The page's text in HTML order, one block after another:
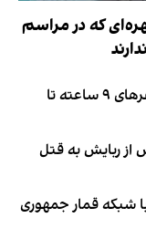
کریستیانو؛ ۱۰ چهره‌ای که در مراسم
روایت فداکاری‌های محمد صلاح؛ از سفرهای ۹ ساعته تا
از ربایش به قتل
شبکه قمار جمهوری